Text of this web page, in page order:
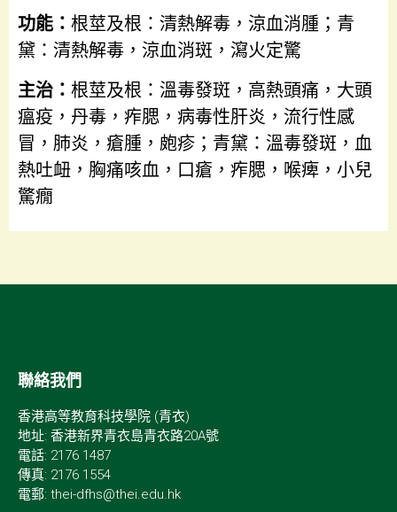
功能： 根莖及根：清熱解毒，涼血消腫；青
黛：清熱解毒，涼血消斑，瀉火定驚
主治： 根莖及根：溫毒發斑，高熱頭痛，大頭
瘟疫，丹毒，痄腮，病毒性肝炎，流行性感
冒，肺炎，瘡腫，皰疹；青黛：溫毒發斑，血
熱吐衄，胸痛咳血，口瘡，痄腮，喉痺，小兒
驚癇
聯絡我們
香港高等教育科技學院 (青衣)
地址: 香港新界青衣島青衣路20A號
電話: 2176 1487
傳真: 2176 1554
電郵: thei-dfhs@thei.edu.hk